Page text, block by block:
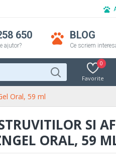
650
ajutor?
BLOG
Ce scriem
Favorite
0
Oral, 59 ml
SI
ORAL, 59